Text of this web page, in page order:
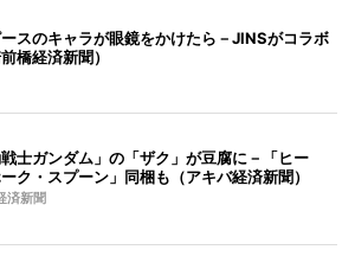
スのキャラが眼鏡をかけたら－JINSがコラボ
前橋経済新聞）
戦士ガンダム」の「ザク」が豆腐に－「ヒー
ーク・スプーン」同梱も（アキバ経済新聞）
済新聞